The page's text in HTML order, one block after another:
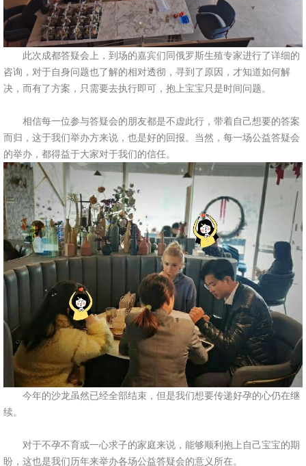
此次成都答疑会上，到场的嘉宾们同俄罗斯生殖专家进行了详细的
咨询，对于自身问题也了解的相对透彻，寻到了原因，才知道如何解
决，而有了方案，只需要去执行即可，抱上宝宝只是时间问题。
相信每一位参与答疑会的朋友都是不虚此行，带着自己想要的答案
而归，这于我们举办方来说，也是好的回报。当然，每一场公益答疑会
的举办，都得益于大家对于我们的信任。
今年的沙龙虽然已经全部结束，但是我们想要传递好孕的心仍在继
续。
对于不孕不育或一心求子的家庭来说，能够顺利抱上自己宝宝的期
盼，这也是我们历年来举办各场公益答疑会的意义所在。